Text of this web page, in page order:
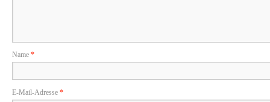
Name *
E-Mail-Adresse *